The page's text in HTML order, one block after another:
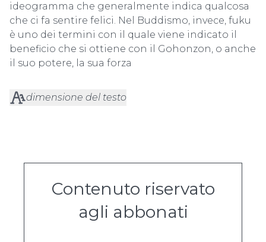
ideogramma che generalmente indica qualcosa
che ci fa sentire felici. Nel Buddismo, invece, fuku
è uno dei termini con il quale viene indicato il
beneficio che si ottiene con il Gohonzon, o anche
il suo potere, la sua forza
dimensione del testo
Contenuto riservato
agli abbonati